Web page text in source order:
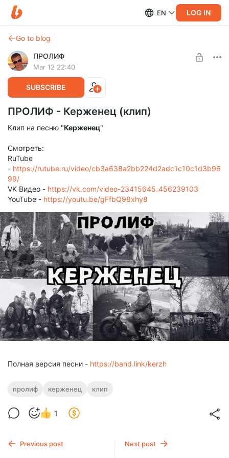
EN LOG IN
Go to blog
ПРОЛИФ
Mar 12 22:40
SUBSCRIBE
ПРОЛИФ - Керженец (клип)
Клип на песню "Керженец"
Смотреть:
RuTube
- https://rutube.ru/video/cb3a638a2bb224d2adc1c10c1d3b96
99/
VK Видео - https://vk.com/video-23415645_456239103
YouTube - https://youtu.be/gFfbQ98xhy8
Полная версия песни - https://band.link/kerzh
пролиф керженец клип
1
Previous post Next post